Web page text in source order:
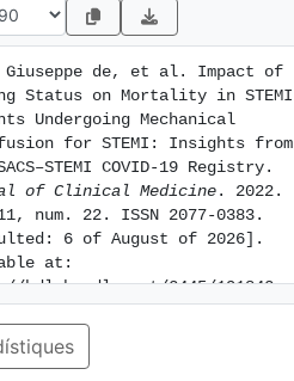
Giuseppe de, et al. Impact of
Status on Mortality in STEMI
Undergoing Mechanical
for STEMI: Insights from
of Clinical Medicine . 2022.
num. 22. ISSN 2077-0383.
6 of August of 2026].
at:
hdl.handle.net/2445/191842